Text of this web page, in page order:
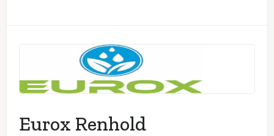
Eurox Renhold